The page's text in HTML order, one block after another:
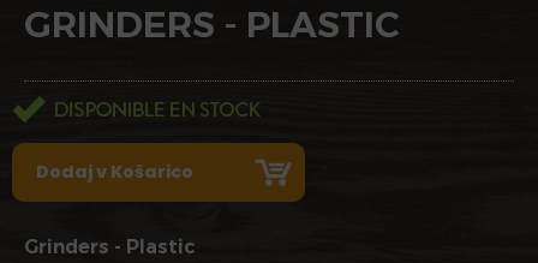
GRINDERS - PLASTIC
Grinders - Plastic